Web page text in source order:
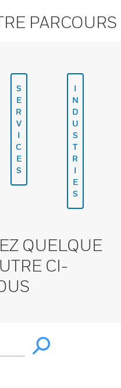
PARCOURS
S
E
R
V
I
C
E
S
I
N
D
U
S
T
R
I
E
S
QUELQUE
CI-